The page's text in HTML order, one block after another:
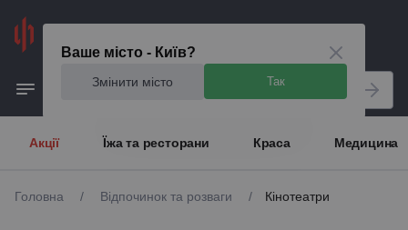
Ваше місто - Київ?
Змінити місто Так
Акції Їжа та ресторани Краса Медицина
Головна / Відпочинок та розваги / Кінотеатри